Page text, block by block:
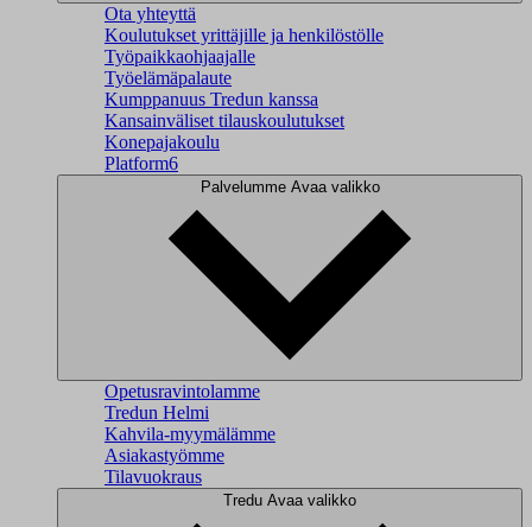
Ota yhteyttä
Koulutukset yrittäjille ja henkilöstölle
Työpaikkaohjaajalle
Työelämäpalaute
Kumppanuus Tredun kanssa
Kansainväliset tilauskoulutukset
Konepajakoulu
Platform6
Palvelumme Avaa valikko
Opetusravintolamme
Tredun Helmi
Kahvila-myymälämme
Asiakastyömme
Tilavuokraus
Tredu Avaa valikko